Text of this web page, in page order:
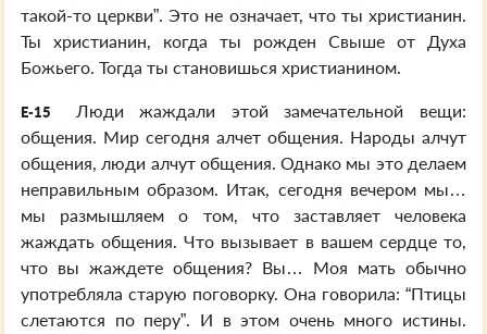
такой-то церкви”. Это не означает, что ты христианин.
Ты христианин, когда ты рожден Свыше от Духа
Божьего. Тогда ты становишься христианином.
E-15
Люди жаждали этой замечательной вещи:
общения. Мир сегодня алчет общения. Народы алчут
общения, люди алчут общения. Однако мы это делаем
неправильным образом. Итак, сегодня вечером мы…
мы размышляем о том, что заставляет человека
жаждать общения. Что вызывает в вашем сердце то,
что вы жаждете общения? Вы… Моя мать обычно
употребляла старую поговорку. Она говорила: “Птицы
слетаются по перу”. И в этом очень много истины.